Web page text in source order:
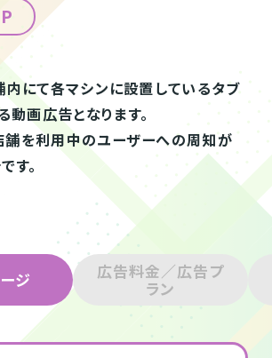
にて各マシンに設置しているタブ
動画広告となります。
を利用中のユーザーへの周知が
す。
ジ
広告料金／広告プ
ラン